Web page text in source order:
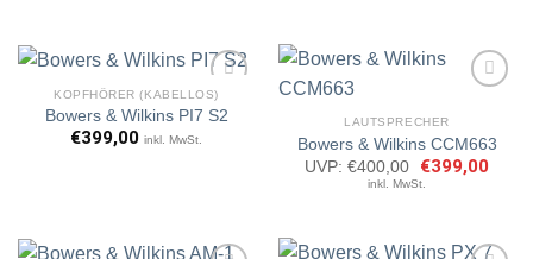
Artikel
KOPFHÖRER (KABELLOS)
Bowers & Wilkins PI7 S2
€399,00 inkl. MwSt.
Artikel
merken
LAUTSPRECHER
Bowers & Wilkins CCM663
UVP: €400,00
Ursprünglicher
Preis
€399,00
inkl. MwSt.